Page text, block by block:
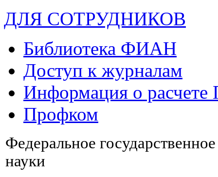
ДЛЯ СОТРУДНИКОВ
Библиотека ФИАН
Доступ к журналам
Информация о
Профком
Федеральное
науки